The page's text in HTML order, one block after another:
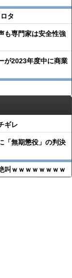
タ
も専門家は安全性強
が2023年度中に商業
ギレ
「無期懲役」の判決
叫ｗｗｗｗｗｗｗｗ